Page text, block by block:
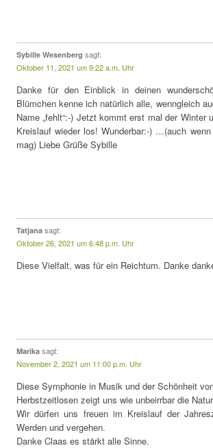
Sybille Wesenberg sagt:
Oktober 11, 2021 um 9:22 a.m. Uhr
Danke für den Einblick in deinen
Blümchen kenne ich natürlich alle, wenngleich
Name „fehlt“:-) Jetzt kommt erst mal der Winter
Kreislauf wieder los! Wunderbar:-) …(auch
mag) Liebe Grüße Sybille
Tatjana sagt:
Oktober 26, 2021 um 6:48 p.m. Uhr
Diese Vielfalt, was für ein Reichtum. Danke
Marika sagt:
November 2, 2021 um 11:00 p.m. Uhr
Diese Symphonie in Musik und der Schönheit
Herbstzeitlosen zeigt uns wie unbeirrbar die
Wir dürfen uns freuen im Kreislauf der
Werden und vergehen.
Danke Claas es stärkt alle Sinne.